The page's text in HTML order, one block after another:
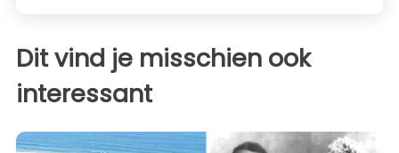
Dit vind je misschien ook
interessant